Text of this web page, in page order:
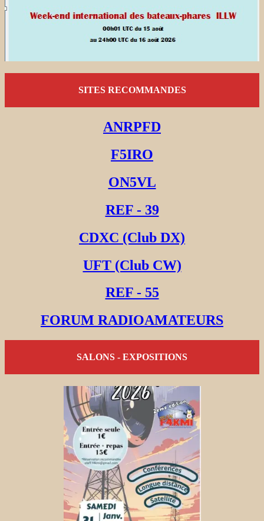
SITES RECOMMANDES
ANRPFD
F5IRO
ON5VL
REF - 39
CDXC (Club DX)
UFT (Club CW)
REF - 55
FORUM RADIOAMATEURS
SALONS - EXPOSITIONS